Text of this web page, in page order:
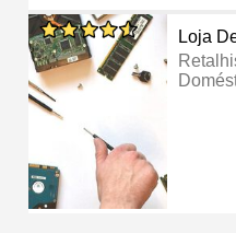
Loja